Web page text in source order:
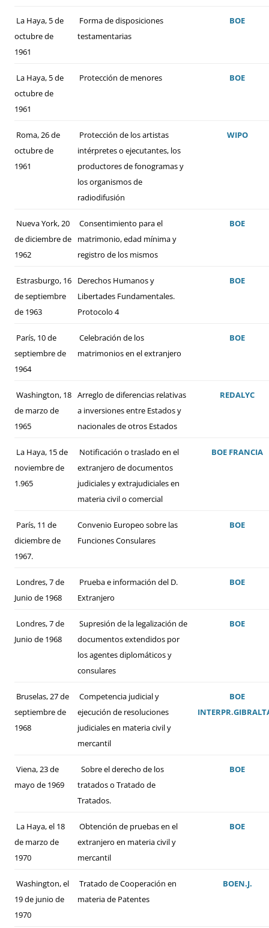
La Haya, 5 de
octubre de
1961
Forma de disposiciones
testamentarias
BOE
La Haya, 5 de
octubre de
1961
Protección de menores BOE
Roma, 26 de
octubre de
1961
Protección de los artistas
intérpretes o ejecutantes, los
productores de fonogramas y
los organismos de
radiodifusión
WIPO
Nueva York, 20
de diciembre de
1962
Consentimiento para el
matrimonio, edad mínima y
registro de los mismos
BOE
Estrasburgo, 16
de septiembre
de 1963
Derechos Humanos y
Libertades Fundamentales.
Protocolo 4
BOE
París, 10 de
septiembre de
1964
Celebración de los
matrimonios en el extranjero
BOE
Washington, 18
de marzo de
1965
Arreglo de diferencias relativas
a inversiones entre Estados y
nacionales de otros Estados
REDALYC
La Haya, 15 de
noviembre de
1.965
Notificación o traslado en el
extranjero de documentos
judiciales y extrajudiciales en
materia civil o comercial
BOE FRANCIA
París, 11 de
diciembre de
1967.
Convenio Europeo sobre las
Funciones Consulares
BOE
Londres, 7 de
Junio de 1968
Prueba e información del D.
Extranjero
BOE
Londres, 7 de
Junio de 1968
Supresión de la legalización de
documentos extendidos por
los agentes diplomáticos y
consulares
BOE
Bruselas, 27 de
septiembre de
1968
Competencia judicial y
ejecución de resoluciones
judiciales en materia civil y
mercantil
BOE
INTERPR.
Viena, 23 de
mayo de 1969
Sobre el derecho de los
tratados o Tratado de
Tratados.
BOE
La Haya, el 18
de marzo de
1970
Obtención de pruebas en el
extranjero en materia civil y
mercantil
BOE
Washington, el
19 de junio de
1970
Tratado de Cooperación en
materia de Patentes
BOEN.J.